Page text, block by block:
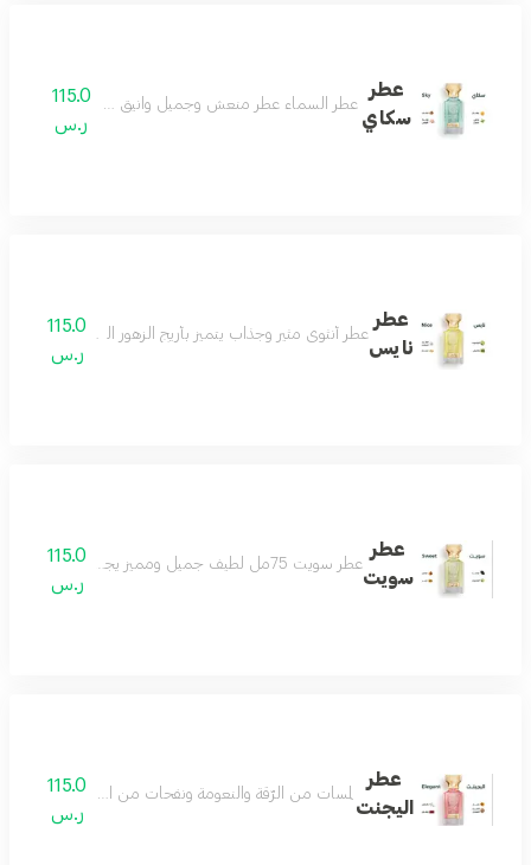
عطر
سكاي
عطر السماء عطر منعش وجميل وانيق جدا عطرك في كل
115.0
ر.س
عطر
نايس
عطر أنثوي مثير وجذاب يتميز بأريج الزهور البيضاء وعبير
115.0
ر.س
عطر
سويت
عطر سويت 75مل لطيف جميل ومميز يجمع بين الهدوء والفخامة عطر رائع لكل الأذواق مكونات العطر التونكا والبرغموت والكراميل والعنبر
115.0
ر.س
عطر
اليجنت
لمسات من الرّقة والنعومة ونفحات من الجمال
115.0
ر.س